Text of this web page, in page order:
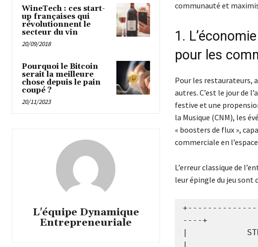
WineTech : ces start-
up françaises qui
révolutionnent le
secteur du vin
20/09/2018
Pourquoi le Bitcoin
serait la meilleure
chose depuis le pain
coupé ?
20/11/2023
L'équipe Dynamique
Entrepreneuriale
communauté et
1.
pour les
Pour les restaurateurs,
autres. C’est le jour de
festive et une
la Musique (CNM), les
« boosters de flux »,
commerciale en
L’erreur classique de
leur épingle du jeu sont
----+
|